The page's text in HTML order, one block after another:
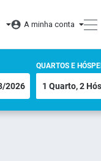
A minha conta
QUARTOS E